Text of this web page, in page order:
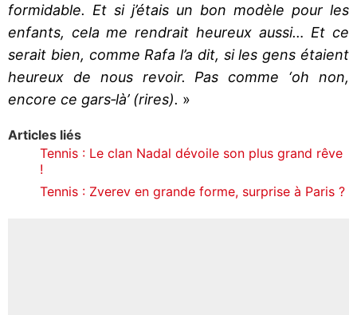
formidable. Et si j’étais un bon modèle pour les
enfants, cela me rendrait heureux aussi… Et ce
serait bien, comme Rafa l’a dit, si les gens étaient
heureux de nous revoir. Pas comme ‘oh non,
encore ce gars‐là’ (rires). »
Articles liés
Tennis : Le clan Nadal dévoile son plus grand rêve
!
Tennis : Zverev en grande forme, surprise à Paris ?